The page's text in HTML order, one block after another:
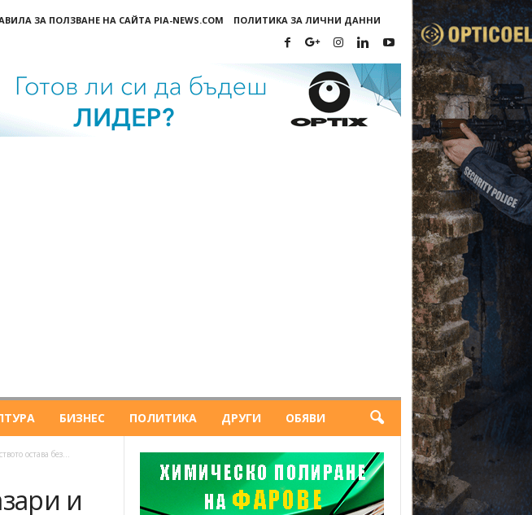
ЗА ПОЛЗВАНЕ НА САЙТА PIA-NEWS.COM ПОЛИТИКА ЗА ЛИЧНИ ДАННИ
БИЗНЕС ПОЛИТИКА ДРУГИ ОБЯВИ
остава без...
и